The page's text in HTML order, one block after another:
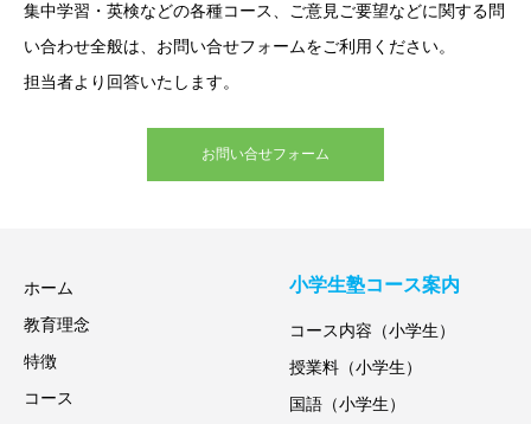
集中学習・英検などの各種コース、ご意見ご要望などに関する問
い合わせ全般は、お問い合せフォームをご利用ください。
担当者より回答いたします。
お問い合せフォーム
ホーム
教育理念
特徴
コース
小学生塾コース案内
コース内容（小学生）
授業料（小学生）
国語（小学生）